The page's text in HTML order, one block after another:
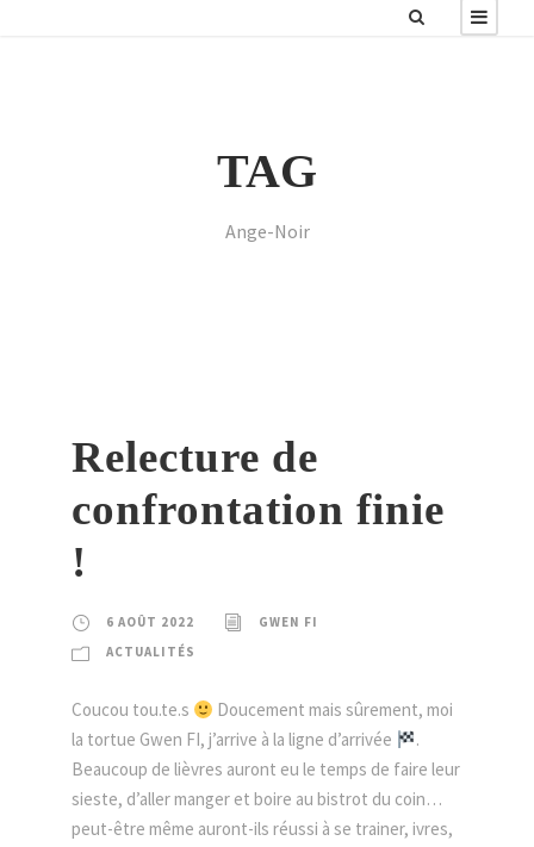
TAG
Ange-Noir
Relecture de
confrontation finie
!
6 AOÛT 2022
GWEN FI
ACTUALITÉS
Coucou tou.te.s
Doucement mais sûrement, moi
la tortue Gwen FI, j’arrive à la ligne d’arrivée
.
Beaucoup de lièvres auront eu le temps de faire leur
sieste, d’aller manger et boire au bistrot du coin…
peut-être même auront-ils réussi à se trainer, ivres,